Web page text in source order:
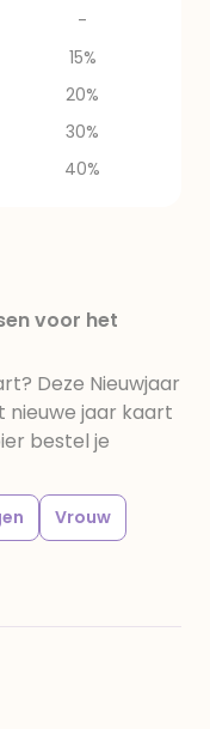
-
15%
20%
30%
40%
voor het
Deze Nieuwjaar
nieuwe jaar kaart
bestel je
Vrouw